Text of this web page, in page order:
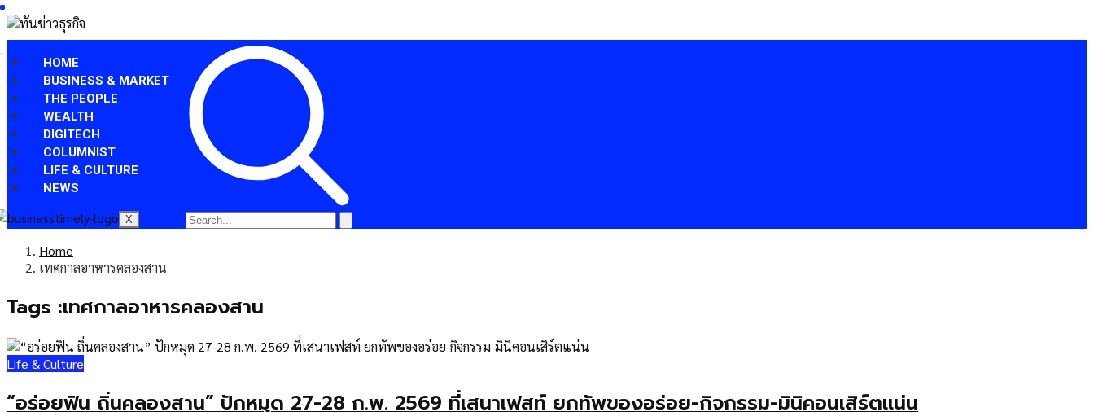
HOME
BUSINESS & MARKET
THE PEOPLE
WEALTH
DIGITECH
COLUMNIST
LIFE & CULTURE
NEWS
X
Home
เทศกาลอาหารคลองสาน
Tags :เทศกาลอาหารคลองสาน
Life & Culture
“อร่อยฟิน ถิ่นคลองสาน” ปักหมุด 27-28 ก.พ. 2569 ที่เสนาเฟสท์ ยกทัพของอร่อย-กิจกรรม-มินิคอนเสิร์ตแน่น